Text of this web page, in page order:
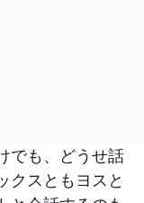
でも、どうせ話
クスともヨスと